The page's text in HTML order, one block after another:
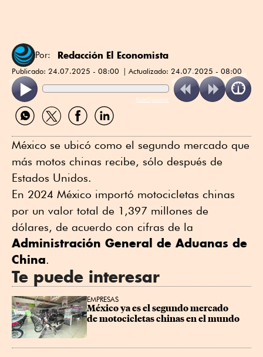
Por: Redacción El Economista
Publicado: 24.07.2025 - 08:00 Actualizado: 24.07.2025 - 08:00
ReadSpeaker
Compartir
por
Compartir
por
Compartir
por
Compartir
por
México se ubicó como el segundo mercado que
más motos chinas recibe, sólo después de
Estados Unidos.
En 2024 México importó motocicletas chinas
por un valor total de 1,397 millones de
dólares, de acuerdo con cifras de la
Administración General de Aduanas de
China.
Te puede interesar
EMPRESAS
México ya es el segundo mercado
de motocicletas chinas en el mundo